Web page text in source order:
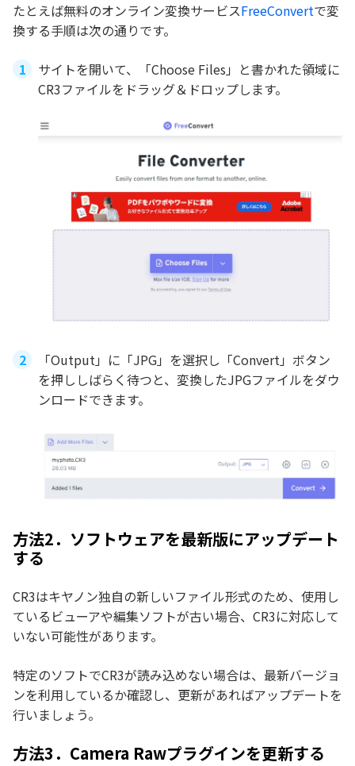
たとえば無料のオンライン変換サービスFreeConvertで変
換する手順は次の通りです。
サイトを開いて、「Choose Files」と書かれた領域に
CR3ファイルをドラッグ＆ドロップします。
「Output」に「JPG」を選択し「Convert」ボタン
を押ししばらく待つと、変換したJPGファイルをダウ
ンロードできます。
方法2．ソフトウェアを最新版にアップデート
する
CR3はキヤノン独自の新しいファイル形式のため、使用し
ているビューアや編集ソフトが古い場合、CR3に対応して
いない可能性があります。
特定のソフトでCR3が読み込めない場合は、最新バージョ
ンを利用しているか確認し、更新があればアップデートを
行いましょう。
方法3．Camera Rawプラグインを更新する